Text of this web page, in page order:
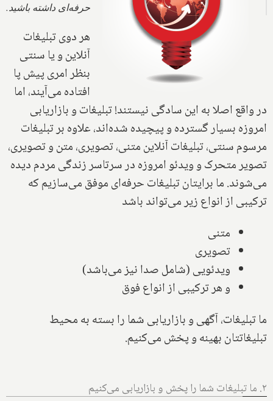
حرفه‌ای داشته باشید.
هر دوی تبلیغات
آنلاین و یا سنتی
بنظر امری پیش پا
افتاده می‌آیند، اما
در واقع اصلا به این سادگی نیستند! تبلیغات و بازاریابی
امروزه بسیار گسترده و پیچیده شده‌اند، علاوه بر تبلیغات
مرسوم سنتی، تبلیغات آنلاین متنی، تصویری، متن و تصویری،
تصویر متحرک و ویدئو امروزه در سرتاسر زندگی مردم دیده
می‌شوند. ما برایتان تبلیغات حرفه‌ای موفق می‌سازیم که
ترکیبی از انواع زیر می‌تواند باشد
متنی
تصویری
ویدئویی (شامل صدا نیز می‌باشد)
و هر ترکیبی از انواع فوق
ماتبلیغات، آگهی و بازاریابیشما را بسته به محیط
تبلیغاتتان بهینه و پخش می‌کنیم.
۲. ما تبلیغات شما را پخش و بازاریابی می‌کنیم